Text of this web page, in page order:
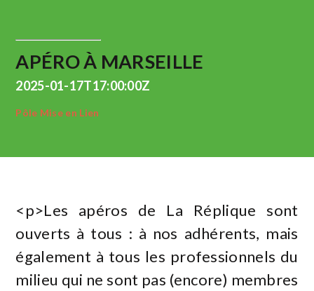
APÉRO À MARSEILLE
2025-01-17T17:00:00Z
Pôle Mise en Lien
<p>Les apéros de La Réplique sont
ouverts à tous : à nos adhérents, mais
également à tous les professionnels du
milieu qui ne sont pas (encore) membres